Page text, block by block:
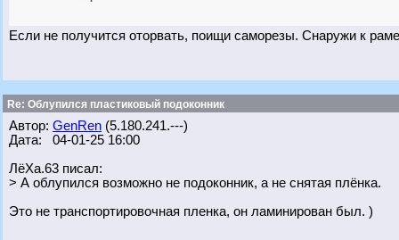
Если не получится оторвать, поищи саморезы. Снаружи к
Re: Облупился пластиковый подоконник
Автор: GenRen (5.180.241.---)
Дата: 04-01-25 16:00
ЛёХа.63 писал:
> А облупился возможно не подоконник, а не снятая плёнка.
Это не транспортировочная пленка, он ламинирован был. )